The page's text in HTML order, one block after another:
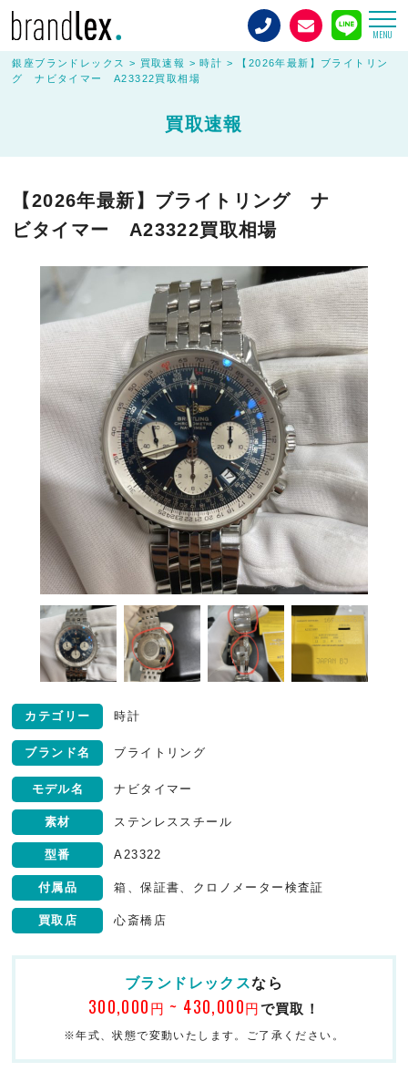
MENU
銀座ブランドレックス > 買取速報 >時計 >
【2026年最新】ブライトリン
グ ナビタイマー A23322買取相場
買取速報
【2026年最新】ブライトリング ナ
ビタイマー A23322買取相場
カテゴリー 時計
ブランド名 ブライトリング
モデル名 ナビタイマー
素材 ステンレススチール
型番 A23322
付属品 箱、保証書、クロノメーター検査証
買取店 心斎橋店
ブランドレックスなら
300,000 円 ~ 430,000円で買取！
※年式、状態で変動いたします。ご了承ください。